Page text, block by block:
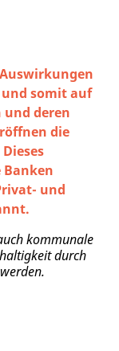
somit auf
und deren
die
und
kommunale
durch